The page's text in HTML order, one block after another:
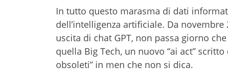
In tutto questo marasma di dati
dell’intelligenza artificiale. Da
uscita di chat GPT, non passa giorno
quella Big Tech, un nuovo “ai act”
obsoleti” in men che non si dica.